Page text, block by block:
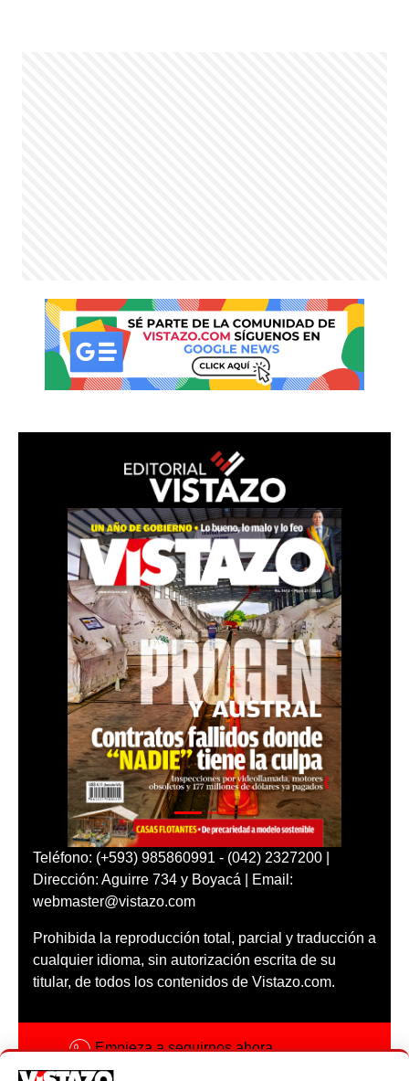
Teléfono: (+593) 985860991 - (042) 2327200 |
Dirección: Aguirre 734 y Boyacá | Email:
webmaster@vistazo.com
Prohibida la reproducción total, parcial y traducción a
cualquier idioma, sin autorización escrita de su
titular, de todos los contenidos de Vistazo.com.
Empieza a seguirnos ahora